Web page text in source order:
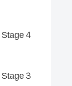
４
３